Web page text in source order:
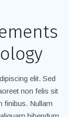
elit. Sed
non felis sit
finibus. Nullam